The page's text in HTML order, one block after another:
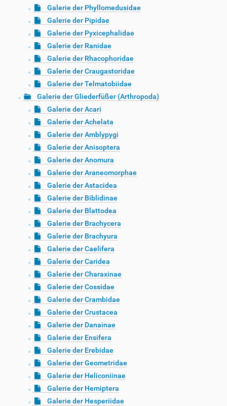
Galerie der Phyllomedusidae
Galerie der Pipidae
Galerie der Pyxicephalidae
Galerie der Ranidae
Galerie der Rhacophoridae
Galerie der Craugastoridae
Galerie der Telmatobiidae
Galerie der Gliederfüßer (Arthropoda)
Galerie der Acari
Galerie der Achelata
Galerie der Amblypygi
Galerie der Anisoptera
Galerie der Anomura
Galerie der Araneomorphae
Galerie der Astacidea
Galerie der Biblidinae
Galerie der Blattodea
Galerie der Brachycera
Galerie der Brachyura
Galerie der Caelifera
Galerie der Caridea
Galerie der Charaxinae
Galerie der Cossidae
Galerie der Crambidae
Galerie der Crustacea
Galerie der Danainae
Galerie der Ensifera
Galerie der Erebidae
Galerie der Geometridae
Galerie der Heliconiinae
Galerie der Hemiptera
Galerie der Hesperiidae